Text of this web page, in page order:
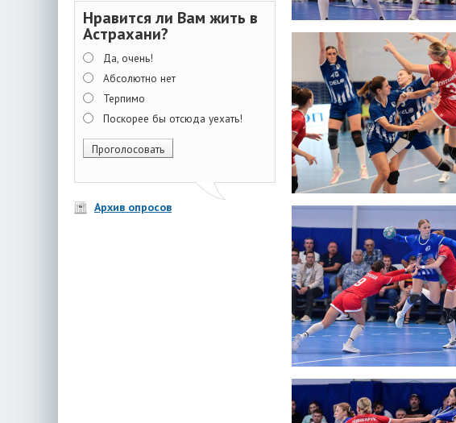
Нравится ли Вам жить в
Астрахани?
Да, очень!
Абсолютно нет
Терпимо
Поскорее бы отсюда уехать!
Архив опросов